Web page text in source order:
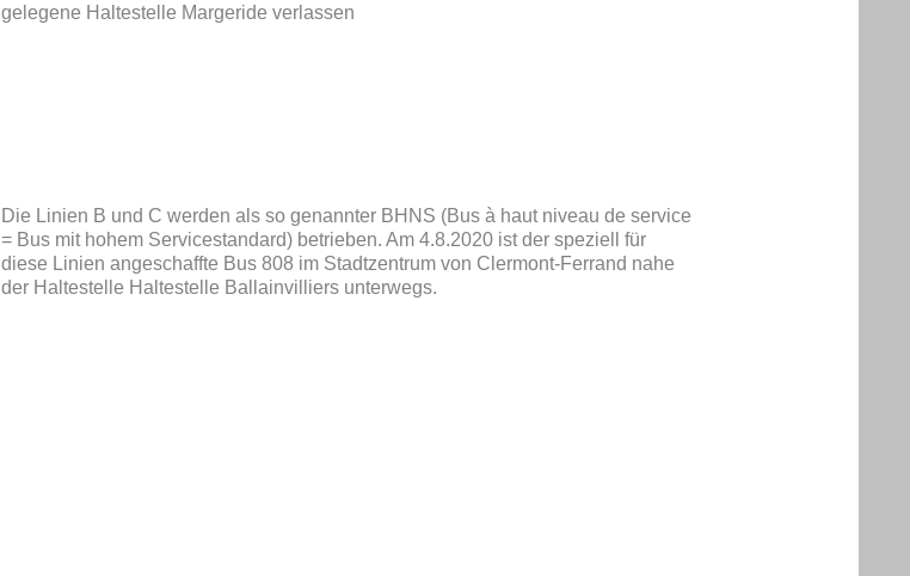
gelegene Haltestelle Margeride verlassen
Die Linien B und C werden als so genannter BHNS (Bus à haut niveau de service
= Bus mit hohem Servicestandard) betrieben. Am 4.8.2020 ist der speziell für
diese Linien angeschaffte Bus 808 im Stadtzentrum von Clermont-Ferrand nahe
der Haltestelle Haltestelle Ballainvilliers unterwegs.